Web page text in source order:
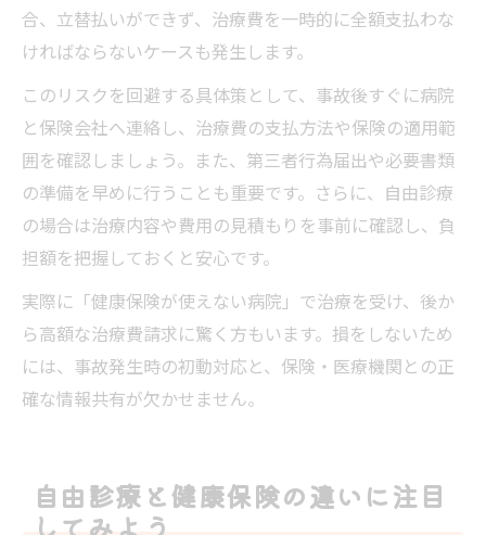
合、立替払いができず、治療費を一時的に全額支払わな
ければならないケースも発生します。
このリスクを回避する具体策として、事故後すぐに病院
と保険会社へ連絡し、治療費の支払方法や保険の適用範
囲を確認しましょう。また、第三者行為届出や必要書類
の準備を早めに行うことも重要です。さらに、自由診療
の場合は治療内容や費用の見積もりを事前に確認し、負
担額を把握しておくと安心です。
実際に「健康保険が使えない病院」で治療を受け、後か
ら高額な治療費請求に驚く方もいます。損をしないため
には、事故発生時の初動対応と、保険・医療機関との正
確な情報共有が欠かせません。
自由診療と健康保険の違いに注目
してみよう